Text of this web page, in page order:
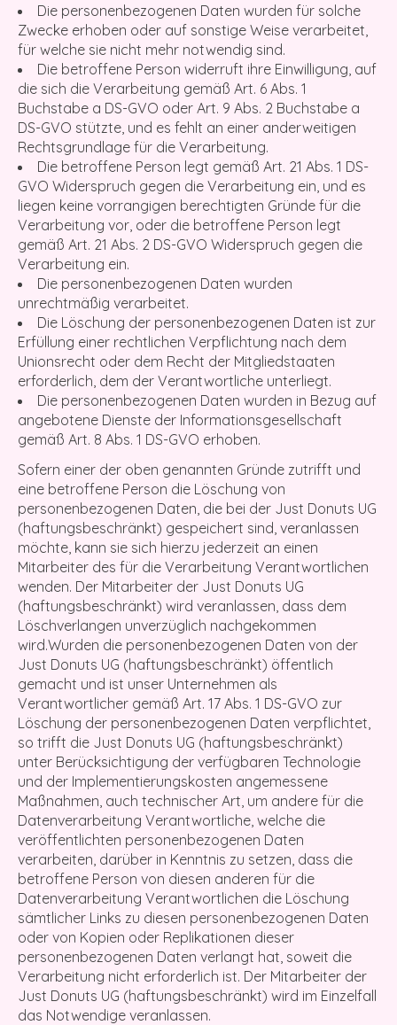
Die personenbezogenen Daten wurden für solche
Zwecke erhoben oder auf sonstige Weise verarbeitet,
für welche sie nicht mehr notwendig sind.
Die betroffene Person widerruft ihre Einwilligung, auf
die sich die Verarbeitung gemäß Art. 6 Abs. 1
Buchstabe a DS-GVO oder Art. 9 Abs. 2 Buchstabe a
DS-GVO stützte, und es fehlt an einer anderweitigen
Rechtsgrundlage für die Verarbeitung.
Die betroffene Person legt gemäß Art. 21 Abs. 1 DS-
GVO Widerspruch gegen die Verarbeitung ein, und es
liegen keine vorrangigen berechtigten Gründe für die
Verarbeitung vor, oder die betroffene Person legt
gemäß Art. 21 Abs. 2 DS-GVO Widerspruch gegen die
Verarbeitung ein.
Die personenbezogenen Daten wurden
unrechtmäßig verarbeitet.
Die Löschung der personenbezogenen Daten ist zur
Erfüllung einer rechtlichen Verpflichtung nach dem
Unionsrecht oder dem Recht der Mitgliedstaaten
erforderlich, dem der Verantwortliche unterliegt.
Die personenbezogenen Daten wurden in Bezug auf
angebotene Dienste der Informationsgesellschaft
gemäß Art. 8 Abs. 1 DS-GVO erhoben.
Sofern einer der oben genannten Gründe zutrifft und
eine betroffene Person die Löschung von
personenbezogenen Daten, die bei der Just Donuts UG
(haftungsbeschränkt) gespeichert sind, veranlassen
möchte, kann sie sich hierzu jederzeit an einen
Mitarbeiter des für die Verarbeitung Verantwortlichen
wenden. Der Mitarbeiter der Just Donuts UG
(haftungsbeschränkt) wird veranlassen, dass dem
Löschverlangen unverzüglich nachgekommen
wird.Wurden die personenbezogenen Daten von der
Just Donuts UG (haftungsbeschränkt) öffentlich
gemacht und ist unser Unternehmen als
Verantwortlicher gemäß Art. 17 Abs. 1 DS-GVO zur
Löschung der personenbezogenen Daten verpflichtet,
so trifft die Just Donuts UG (haftungsbeschränkt)
unter Berücksichtigung der verfügbaren Technologie
und der Implementierungskosten angemessene
Maßnahmen, auch technischer Art, um andere für die
Datenverarbeitung Verantwortliche, welche die
veröffentlichten personenbezogenen Daten
verarbeiten, darüber in Kenntnis zu setzen, dass die
betroffene Person von diesen anderen für die
Datenverarbeitung Verantwortlichen die Löschung
sämtlicher Links zu diesen personenbezogenen Daten
oder von Kopien oder Replikationen dieser
personenbezogenen Daten verlangt hat, soweit die
Verarbeitung nicht erforderlich ist. Der Mitarbeiter der
Just Donuts UG (haftungsbeschränkt) wird im Einzelfall
das Notwendige veranlassen.